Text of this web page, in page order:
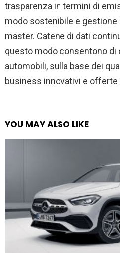
trasparenza in termini di
modo sostenibile e gestione
master. Catene di dati
questo modo consentono di
automobili, sulla base dei
business innovativi e offerte
YOU MAY ALSO LIKE